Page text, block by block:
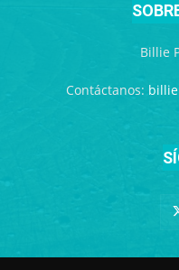
Billie
Contáctanos: